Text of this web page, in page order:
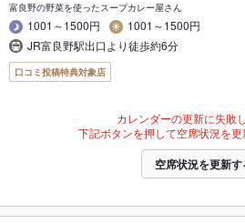
富良野の野菜を使ったスープカレー屋さん
1001～1500円
1001～1500円
JR富良野駅出口より徒歩約6分
口コミ投稿特典対象店
カレンダーの更新に失敗
下記ボタンを押して空席状況を更
空席状況を更新す